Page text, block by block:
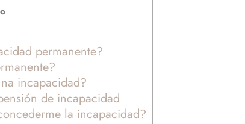
permanente?
incapacidad?
de incapacidad
la incapacidad?